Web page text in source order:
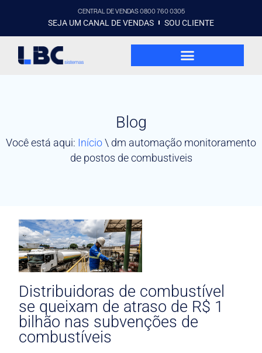
CENTRAL DE VENDAS 0800 760 0305
SEJA UM CANAL DE VENDAS SOU CLIENTE
Blog
Você está aqui: Início\ dm automação monitoramento
de postos de combustiveis
Distribuidoras de combustível
se queixam de atraso de R$ 1
bilhão nas subvenções de
combustíveis